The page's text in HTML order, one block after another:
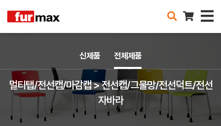
멀티탭/전선캡/마감캡 > 전선캡/그물망/전선덕트/전선
자바라
신제품 전체제품